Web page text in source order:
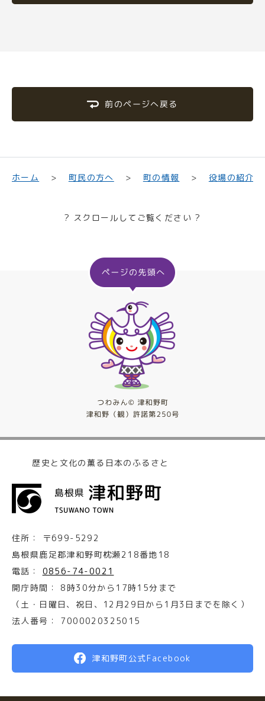
前のページへ戻る
ホーム 町民の方へ 町の情報 役場の紹介
? スクロールしてご覧ください ?
歴史と文化の薫る日本のふるさと
住所：
〒699-5292
島根県鹿足郡津和野町枕瀬218番地18
電話：
0856-74-0021
開庁時間：
8時30分から17時15分まで
（土・日曜日、祝日、12月29日から1月3日までを除く）
法人番号：
7000020325015
津和野町公式Facebook